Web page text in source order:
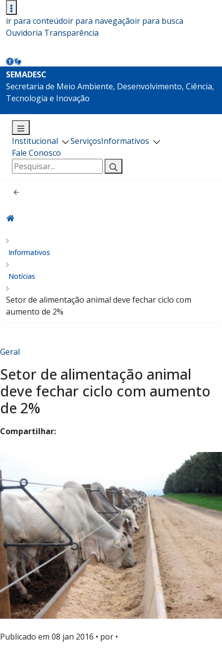
ir para conteúdoir para navegaçãoir para busca
Ouvidoria Transparência
SEMADESC
Secretaria de Meio Ambiente, Desenvolvimento, Ciência,
Tecnologia e Inovação
Institucional ServiçosInformativos
Fale Conosco
Pesquisar
por:
Informativos
Notícias
Setor de alimentação animal deve fechar ciclo com
aumento de 2%
Geral
Setor de alimentação animal
deve fechar ciclo com aumento
de 2%
Compartilhar:
Publicado em 08 jan 2016 • por •